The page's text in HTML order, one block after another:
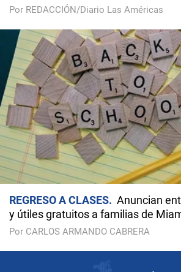
Por REDACCIÓN/Diario Las Américas
REGRESO A CLASES
Anuncian
y útiles gratuitos a familias de
Por CARLOS ARMANDO CABRERA